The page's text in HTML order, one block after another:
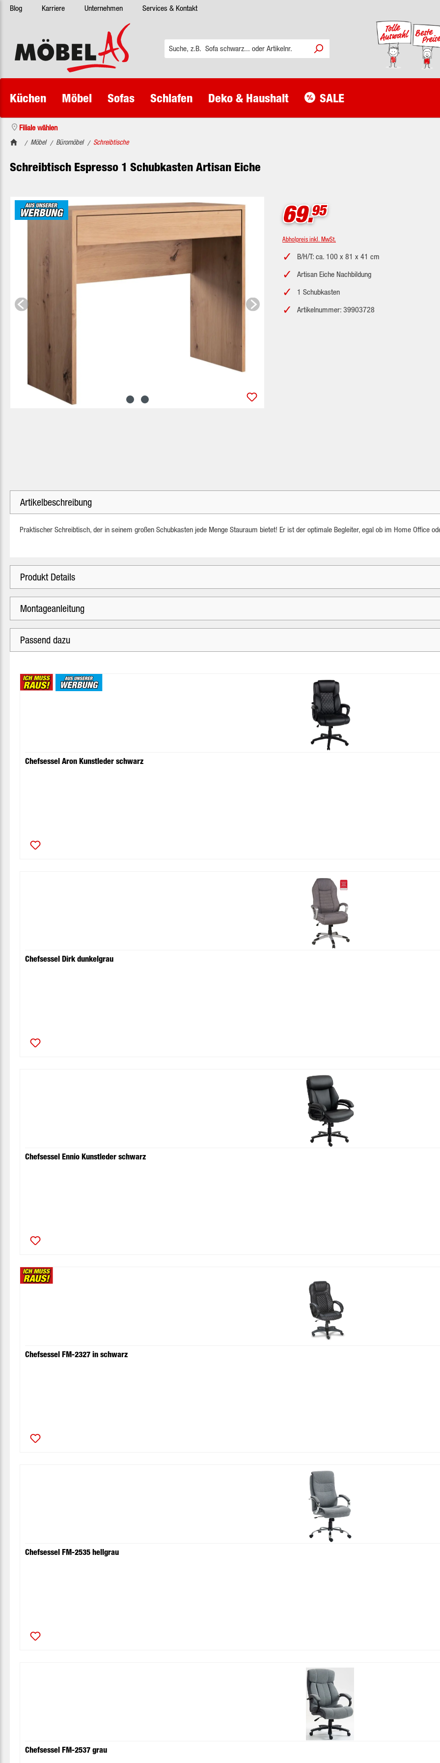
Hauptinhalt springen
Zur Suche springen
Zur Hauptnavigation springen
Blog Karriere Unternehmen Services & Kontakt
Küchen Möbel Sofas Schlafen Deko & Haushalt SALE
Filiale wählen
/ Möbel / Büromöbel / Schreibtische
Schreibtisch Espresso 1 Schubkasten Artisan Eiche
Bildergalerie überspringen 69.95
Abholpreis inkl. MwSt.
B/H/T: ca. 100 x 81 x 41 cm
Artisan Eiche Nachbildung
1 Schubkasten
Artikelnummer: 39903728
Artikelbeschreibung
Praktischer Schreibtisch, der in seinem großen Schubkasten jede Menge Stauraum bietet! Er ist der optimale Begleiter, egal ob im Home Office
Produkt Details
Montageanleitung
Passend dazu
Chefsessel Aron Kunstleder schwarz
Chefsessel Dirk dunkelgrau
Chefsessel Ennio Kunstleder schwarz
Chefsessel FM-2327 in schwarz
Chefsessel FM-2535 hellgrau
Chefsessel FM-2537 grau